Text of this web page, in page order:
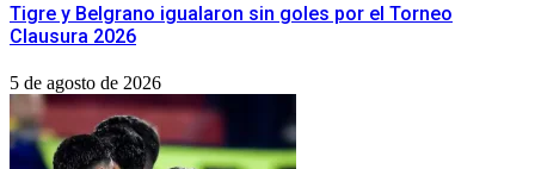
Tigre y Belgrano igualaron sin goles por el Torneo
Clausura 2026
5 de agosto de 2026